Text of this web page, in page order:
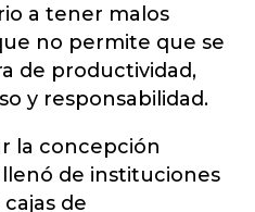
a tener malos
no permite que se
de productividad,
y responsabilidad.
la concepción
de instituciones
de